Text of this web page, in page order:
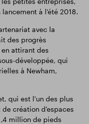
à l'été 2018.
avec la
des progrès
attirant des
développée, qui
à Newham,
qui est l'un des plus
création d'espaces
million de pieds